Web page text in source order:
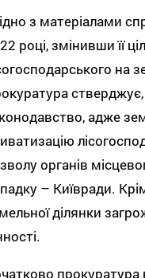
з матеріалами
році, змінивши її
на
адже
органів
– Київради.
ділянки
прокуратура